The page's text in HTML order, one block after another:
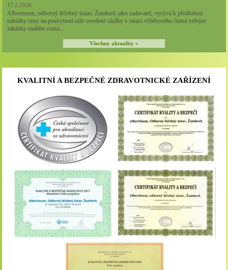
17.2.2026
Albertinum, odborný léčebný ústav, Žamberk jako zadavatel, vyzývá k předložení
nabídky ceny na poskytnutí níže uvedené služby v rámci výběrového řízení veřejné
zakázky malého rozsa...
Všechny aktuality »
KVALITNÍ A BEZPEČNÉ ZDRAVOTNICKÉ ZAŘÍZENÍ